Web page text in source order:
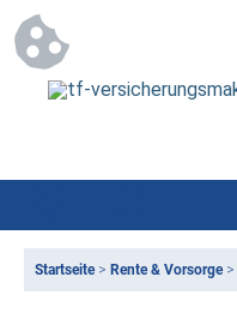
Startseite> Rente & Vorsorge>